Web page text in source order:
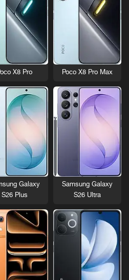
Poco X8 Pro Max
X8 Pro
Samsung Galaxy
S26 Ultra
Galaxy
S26 Plus